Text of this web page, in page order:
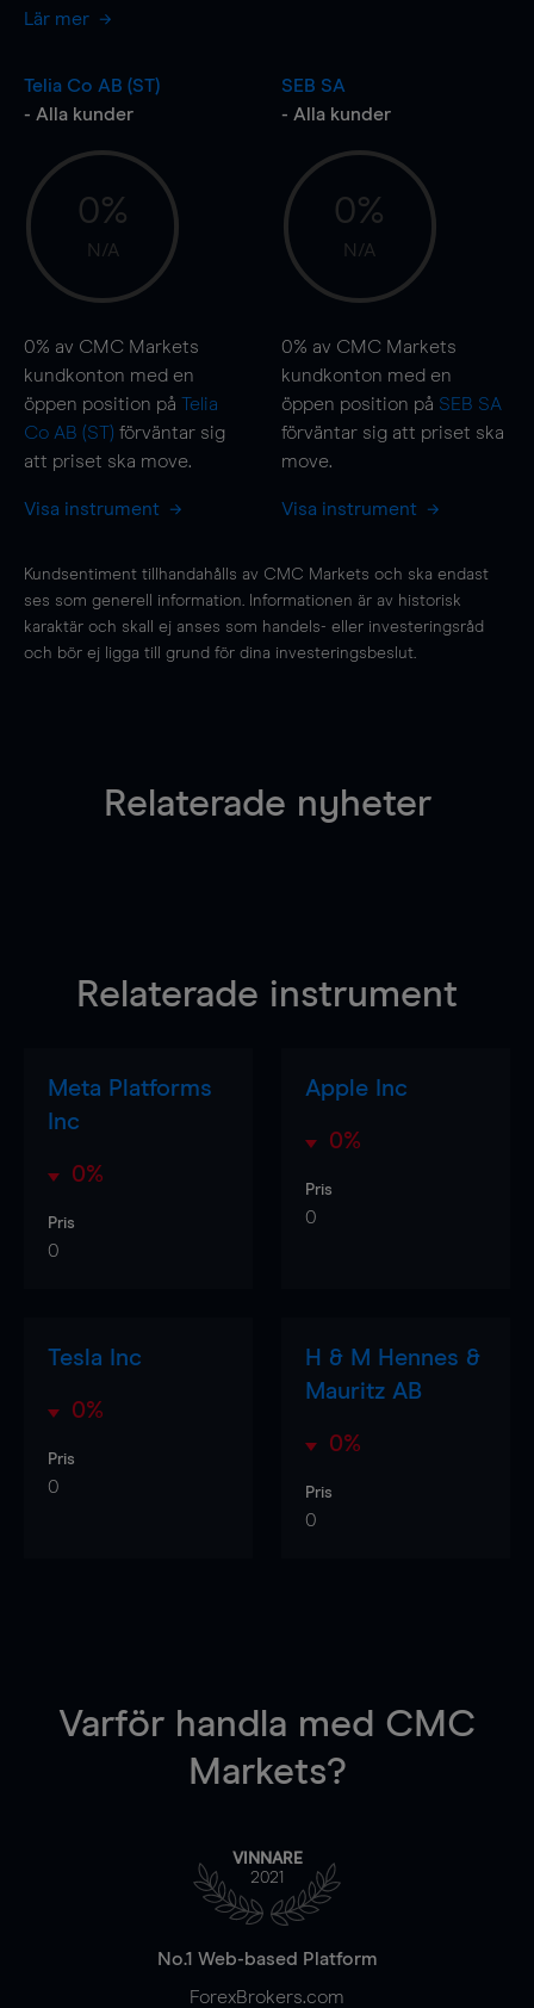
Lär mer
Telia Co AB (ST)
- Alla kunder
0%
N/A
0% av CMC Markets
kundkonton med en
öppen position på Telia
Co AB (ST) förväntar sig
att priset ska move.
Visa instrument
SEB SA
- Alla kunder
0%
N/A
0% av CMC Markets
kundkonton med en
öppen position på SEB SA
förväntar sig att priset ska
move.
Visa instrument
Kundsentiment tillhandahålls av CMC Markets och ska endast
ses som generell information. Informationen är av historisk
karaktär och skall ej anses som handels- eller investeringsråd
och bör ej ligga till grund för dina investeringsbeslut.
Relaterade nyheter
Relaterade instrument
Meta Platforms
Inc
0%
Pris
0
Apple Inc
0%
Pris
0
Tesla Inc
0%
Pris
0
H & M Hennes &
Mauritz AB
0%
Pris
0
Varför handla med CMC
Markets?
VINNARE
2021
No.1 Web-based Platform
ForexBrokers.com